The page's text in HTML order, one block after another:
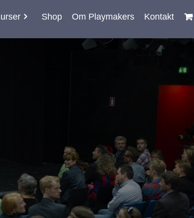
Shop Om Playmakers Kontakt